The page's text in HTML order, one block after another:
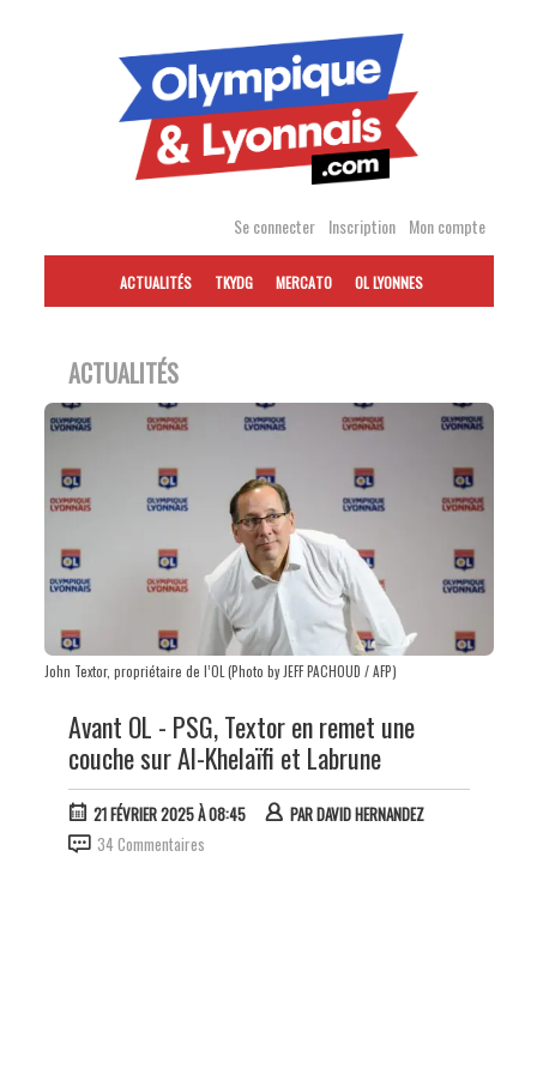
Se connecter Inscription Mon compte
ACTUALITÉS TKYDG MERCATO OL LYONNES
ACTUALITÉS
John Textor, propriétaire de l’OL (Photo by JEFF PACHOUD / AFP)
Avant OL - PSG, Textor en remet une
couche sur Al-Khelaïfi et Labrune
21 FÉVRIER 2025 À 08:45 PARDAVID HERNANDEZ
34 Commentaires